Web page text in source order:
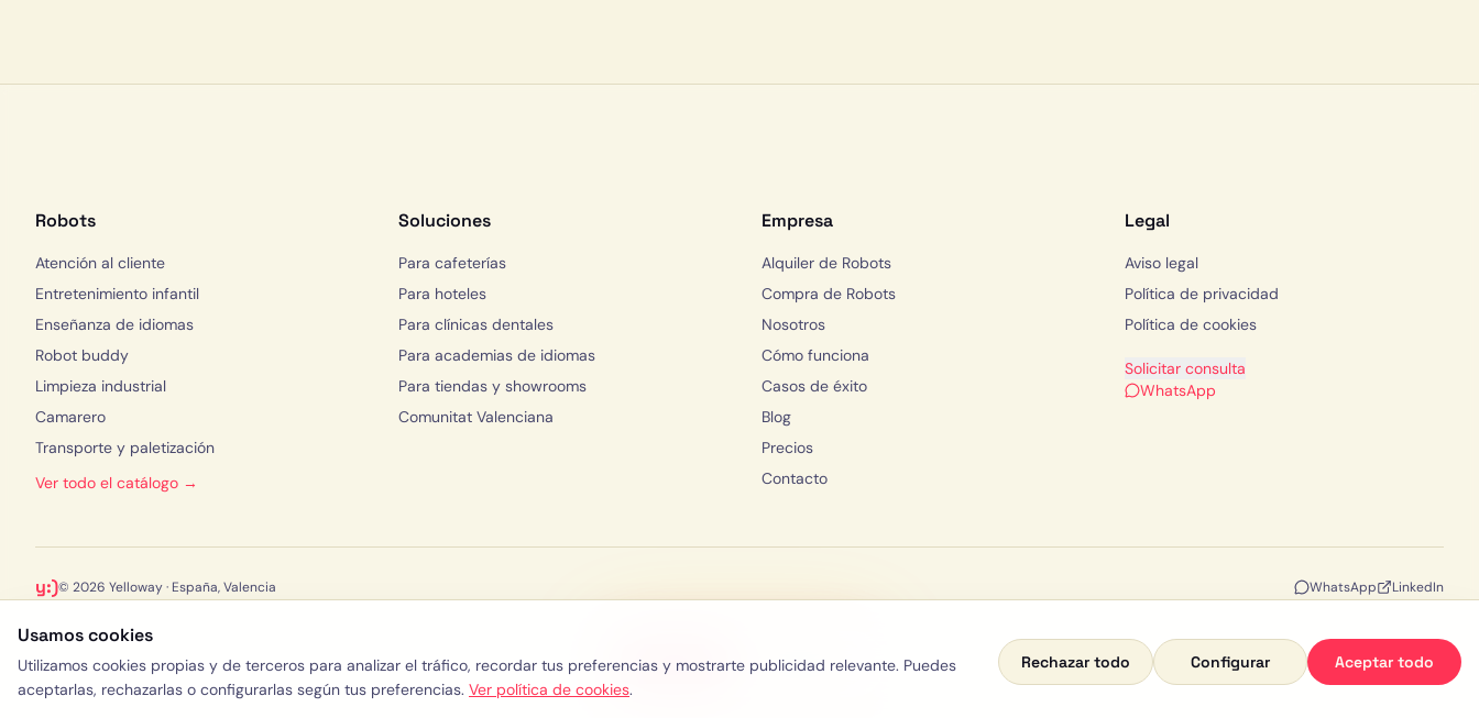
Usamos cookies
Utilizamos cookies propias y de terceros para analizar el tráfico, recordar tus preferencias y mostrarte publicidad relevante. Puedes
aceptarlas, rechazarlas o configurarlas según tus preferencias. Ver política de cookies.
Rechazar todo Configurar Aceptar todo
Robots
Atención al cliente
Entretenimiento infantil
Enseñanza de idiomas
Robot buddy
Limpieza industrial
Camarero
Transporte y paletización
Ver todo el catálogo →
Soluciones
Para cafeterías
Para hoteles
Para clínicas dentales
Para academias de idiomas
Para tiendas y showrooms
Comunitat Valenciana
Empresa
Alquiler de Robots
Compra de Robots
Nosotros
Cómo funciona
Casos de éxito
Blog
Precios
Contacto
Legal
Aviso legal
Política de privacidad
Política de cookies
Solicitar consulta
WhatsApp
y:)© 2026 Yelloway · España, Valencia WhatsApp LinkedIn
Saber más WhatsApp